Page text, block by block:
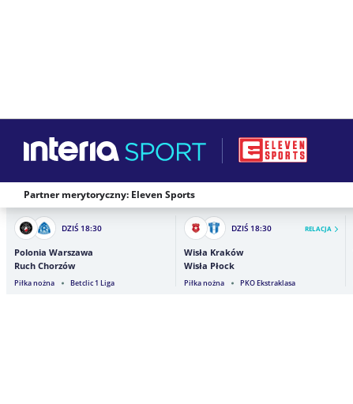
Partner merytoryczny: Eleven Sports
DZIŚ 18:30
Polonia Warszawa
Ruch Chorzów
Piłka nożna Betclic 1 Liga
DZIŚ 18:30 RELACJA
Wisła Kraków
Wisła Płock
Piłka nożna PKO Ekstraklasa